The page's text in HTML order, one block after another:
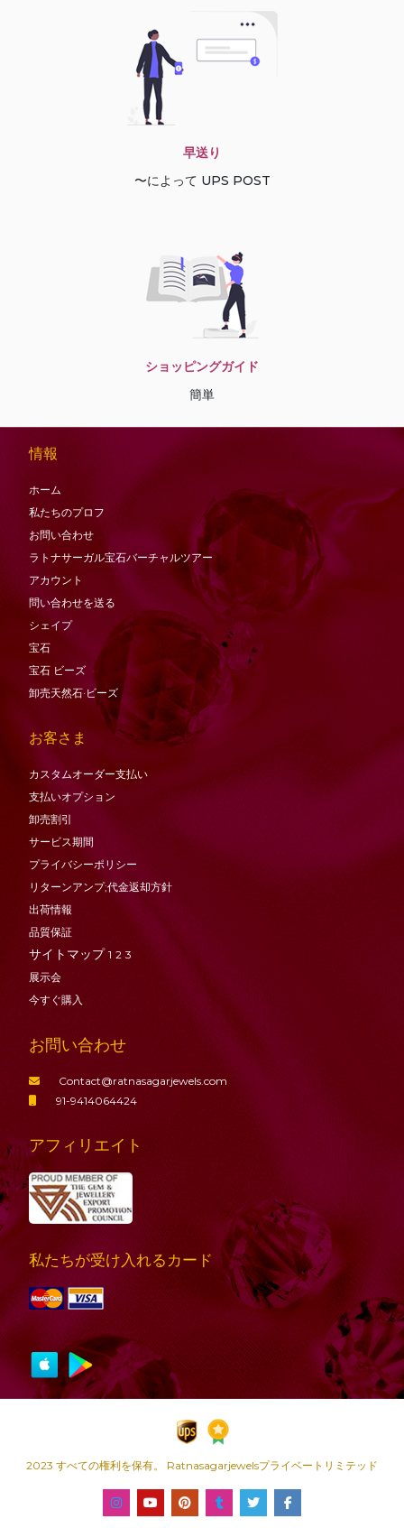
早送り
〜によって UPS POST
ショッピングガイド
簡単
情報
ホーム
私たちのプロフ
お問い合わせ
ラトナサーガル宝石バーチャ​​ルツアー
アカウント
問い合わせを送る
シェイプ
宝石
宝石 ビーズ
卸売天然石·ビーズ
お客さま
カスタムオーダー支払い
支払いオプション
卸売割引
サービス期間
プライバシーポリシー
リターンアンプ;代金返却方針
出荷情報
品質保証
サイトマップ 1 2 3
展示会
今すぐ購入
お問い合わせ
Contact@ratnasagarjewels.com
91-9414064424
アフィリエイト
私たちが受け入れるカード
2023 すべての権利を保有。 Ratnasagarjewelsプライベートリミテッド